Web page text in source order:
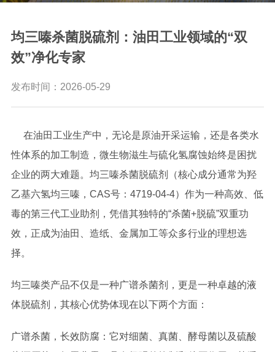
均三嗪杀菌脱硫剂：油田工业领域的“双
效”净化专家
发布时间：2026-05-29
在油田工业生产中，无论是原油开采运输，还是各类水
性体系的加工制造，微生物滋生与硫化氢腐蚀始终是困扰
企业的两大难题。均三嗪杀菌脱硫剂（核心成分通常为羟
乙基六氢均三嗪，CAS号：4719-04-4）作为一种高效、低
毒的第三代工业助剂，凭借其独特的“杀菌+脱硫”双重功
效，正成为油田、造纸、金属加工等众多行业的理想选
择。
均三嗪类产品不仅是一种广谱杀菌剂，更是一种卓越的液
体脱硫剂，其核心优势体现在以下两个方面：
广谱杀菌，长效防腐：它对细菌、真菌、酵母菌以及硫酸